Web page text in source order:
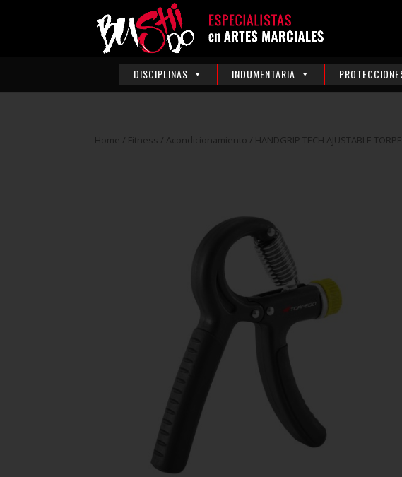
DISCIPLINAS INDUMENTARIA
Home / Fitness / Acondicionamiento / HANDGRIP TECH AJUSTABLE